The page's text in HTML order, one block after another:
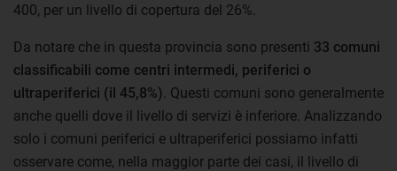
400, per un livello di copertura del 26%.
Da notare che in questa provincia sono presenti 33 comuni
classificabili come centri intermedi, periferici o
ultraperiferici (il 45,8%) . Questi comuni sono generalmente
anche quelli dove il livello di servizi è inferiore. Analizzando
solo i comuni periferici e ultraperiferici possiamo infatti
osservare come, nella maggior parte dei casi, il livello di